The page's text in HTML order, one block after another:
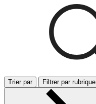
Trier par Filtrer par rubrique